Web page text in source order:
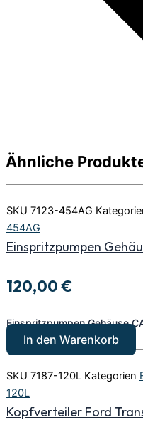
Ähnliche
SKU 7123-454AG
454AG
Einspritzpumpen
120,00€
Einspritzpumpen Gehäuse
In den Warenkorb
SKU 7187-120L Kategorien
120L
Kopfverteiler Ford